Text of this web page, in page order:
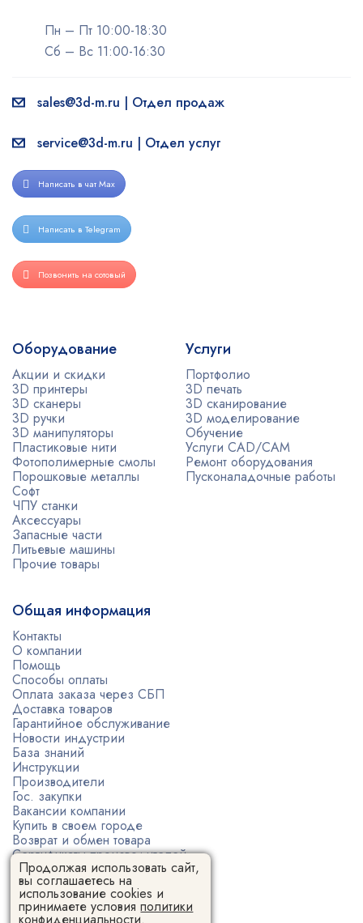
Пн – Пт 10:00-18:30
Сб – Вс 11:00-16:30
sales@3d-m.ru | Отдел продаж
service@3d-m.ru | Отдел услуг
Написать в чат Max
Написать в Telegram
Позвонить на сотовый
Оборудование
Акции и скидки
3D принтеры
3D сканеры
3D ручки
3D манипуляторы
Пластиковые нити
Фотополимерные смолы
Порошковые металлы
Софт
ЧПУ станки
Аксессуары
Запасные части
Литьевые машины
Прочие товары
Услуги
Портфолио
3D печать
3D сканирование
3D моделирование
Обучение
Услуги CAD/CAM
Ремонт оборудования
Пусконаладочные работы
Общая информация
Контакты
О компании
Помощь
Способы оплаты
Оплата заказа через СБП
Доставка товаров
Гарантийное обслуживание
Новости индустрии
База знаний
Инструкции
Производители
Гос. закупки
Вакансии компании
Купить в своем городе
Возврат и обмен товара
Сертификаты производителей
Политика конфиденциальности
Пользовательское соглашение
Продолжая использовать сайт,
вы соглашаетесь на
использование cookies и
принимаете условияполитики